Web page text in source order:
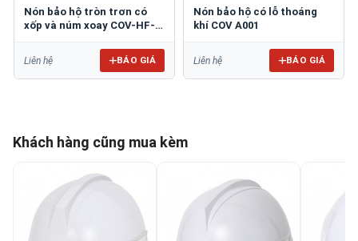
Nón bảo hộ tròn trơn có
xốp và núm xoay COV-HF-
Liên hệ BÁO GIÁ
Nón bảo hộ có lỗ thoáng
khí COV A001
Liên hệ BÁO GIÁ
Khách hàng cũng mua kèm